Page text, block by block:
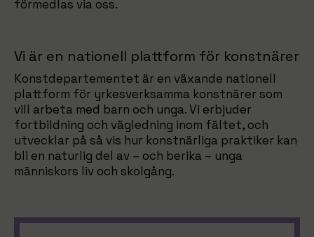
förmedlas via oss.
Vi är en nationell plattform för konstnärer
Konstdepartementet är en växande nationell
plattform för yrkesverksamma konstnärer som
vill arbeta med barn och unga. Vi erbjuder
fortbildning och vägledning inom fältet, och
utvecklar på så vis hur konstnärliga praktiker kan
bli en naturlig del av – och berika – unga
människors liv och skolgång.